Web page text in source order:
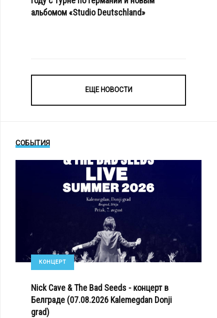
альбомом «Studio Deutschland»
ЕЩЕ НОВОСТИ
СОБЫТИЯ
КОНЦЕРТ
Nick Cave & The Bad Seeds - концерт в
Белграде (07.08.2026 Kalemegdan Donji
grad)